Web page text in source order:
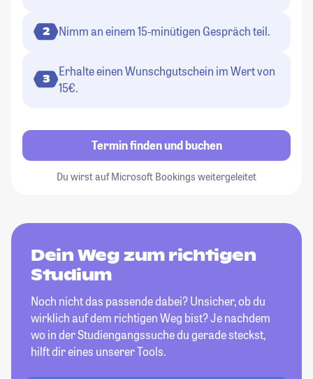
2 Nimm an einem 15-minütigen Gespräch teil.
3
Erhalte einen Wunschgutschein im Wert von
15€.
Termin finden und buchen
Du wirst auf Microsoft Bookings weitergeleitet
Dein Weg zum richtigen
Studium
Noch nicht das passende dabei? Unsicher, ob du
wirklich auf dem richtigen Weg bist? Je nachdem
wo in der Studiengangssuche du gerade steckst,
hilft dir eines unserer Tools.